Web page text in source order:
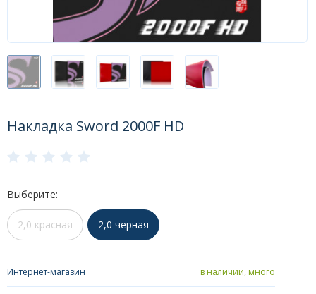
Накладка Sword 2000F HD
Выберите:
2,0 красная 2,0 черная
Интернет-магазин в наличии, много